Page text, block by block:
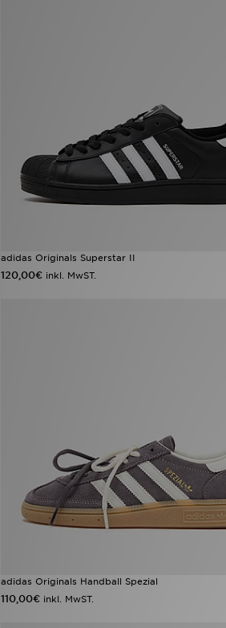
adidas Originals Superstar II
120,00€ inkl. MwST.
adidas Originals Handball Spezial
110,00€ inkl. MwST.